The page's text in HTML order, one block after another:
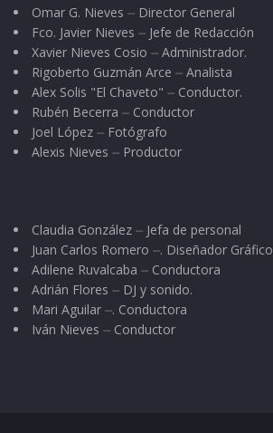
Omar G. Nieves ⏤ Director General
Fco. Javier Nieves ⏤ Jefe de Redacción
Xavier Nieves Cosio ⏤ Administrador.
Rigoberto Guzmán Arce ⏤ Analista
Alex Solis "El Chaveto" ⏤ Conductor.
Rubén Becerra ⏤ Conductor
Joel López ⏤ Fotógrafo
Alexis Nieves ⏤ Productor
Claudia González ⏤ Jefa de personal
Juan Carlos Romero ⏤. Diseñador Gráfico
Adilene Ruvalcaba ⏤ Conductora
Adrián Flores ⏤ DJ y sonido.
Mari Aguilar ⏤. Conductora
Iván Nieves ⏤ Conductor